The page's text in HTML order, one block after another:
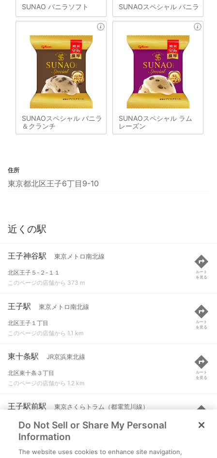
SUNAO バニラソフト SUNAOスペシャル バニラ
SUNAOスペシャル バニラ
＆クランチ
SUNAOスペシャル ラム
レーズン
住所
東京都北区王子6丁目9-10
近くの駅
王子神谷駅 東京メトロ南北線
北区王子５-２-１１
このページの店舗から 373 m
ルート
を見る
王子駅 東京メトロ南北線
北区王子１丁目
このページの店舗から 1.1 km
ルート
を見る
東十条駅 JR京浜東北線
北区東十条３丁目
このページの店舗から 1.2 km
ルート
を見る
王子駅前駅 東京さくらトラム（都電荒川線）
北区王子１
このページの店舗から 1.2 km
ルート
を見る
Do Not Sell or Share My Personal
Information
The website uses cookies to enhance site navigation,